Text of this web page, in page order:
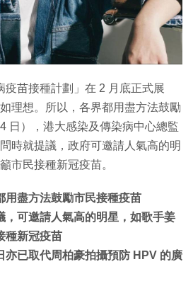
疫苗接種計劃」在 2 月底正式展
理想。所以，各界都用盡方法鼓勵
日），港大感染及傳染病中心總監
時就提議，政府可邀請人氣高的明
市民接種新冠疫苗。
用盡方法鼓勵市民接種疫苗
，可邀請人氣高的明星，如歌手姜
種新冠疫苗
亦已取代周柏豪拍攝預防 HPV 的廣